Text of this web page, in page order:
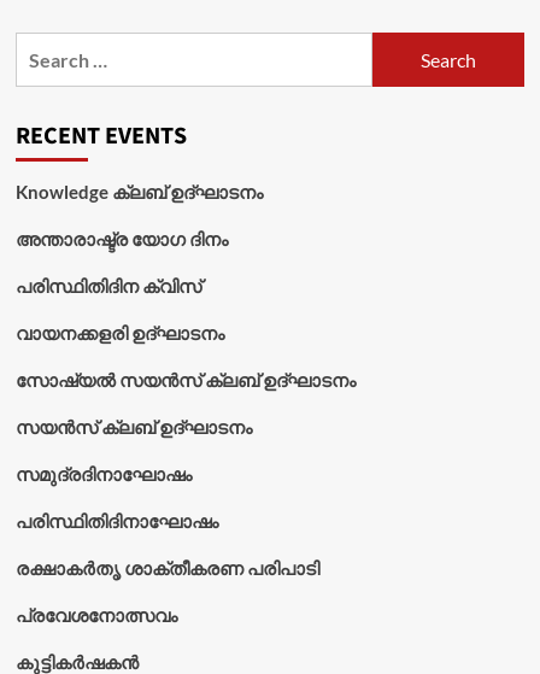
RECENT EVENTS
Knowledge ക്ലബ് ഉദ്‌ഘാടനം
അന്താരാഷ്ട്ര യോഗ ദിനം
പരിസ്ഥിതിദിന ക്വിസ്
വായനക്കളരി ഉദ്‌ഘാടനം
സോഷ്യൽ സയൻസ് ക്ലബ് ഉദ്‌ഘാടനം
സയൻസ് ക്ലബ് ഉദ്‌ഘാടനം
സമുദ്രദിനാഘോഷം
പരിസ്ഥിതിദിനാഘോഷം
രക്ഷാകർതൃ ശാക്തീകരണ പരിപാടി
പ്രവേശനോത്സവം
കുട്ടികര്‍ഷകന്‍